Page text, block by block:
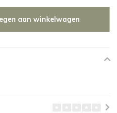
aan winkelwagen